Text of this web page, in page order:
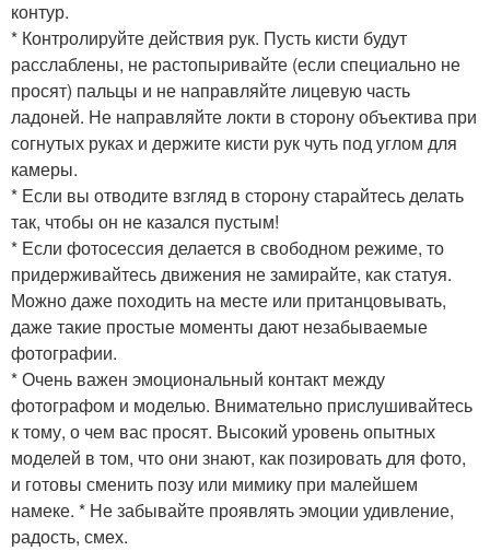
контур.
* Контролируйте действия рук. Пусть кисти будут
расслаблены, не растопыривайте (если специально не
просят) пальцы и не направляйте лицевую часть
ладоней. Не направляйте локти в сторону объектива при
согнутых руках и держите кисти рук чуть под углом для
камеры.
* Если вы отводите взгляд в сторону старайтесь делать
так, чтобы он не казался пустым!
* Если фотосессия делается в свободном режиме, то
придерживайтесь движения не замирайте, как статуя.
Можно даже походить на месте или пританцовывать,
даже такие простые моменты дают незабываемые
фотографии.
* Очень важен эмоциональный контакт между
фотографом и моделью. Внимательно прислушивайтесь
к тому, о чем вас просят. Высокий уровень опытных
моделей в том, что они знают, как позировать для фото,
и готовы сменить позу или мимику при малейшем
намеке. * Не забывайте проявлять эмоции удивление,
радость, смех.